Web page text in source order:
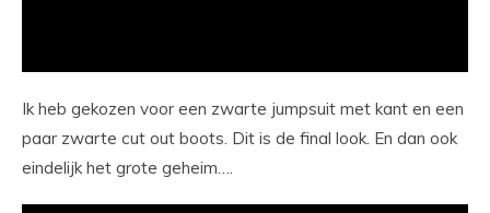
Ik heb gekozen voor een zwarte jumpsuit met kant en een
paar zwarte cut out boots. Dit is de final look. En dan ook
eindelijk het grote geheim….